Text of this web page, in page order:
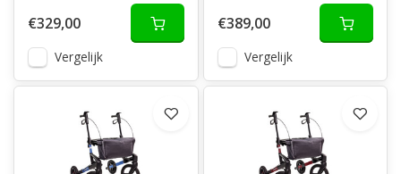
€329,00
Vergelijk
€389,00
Vergelijk